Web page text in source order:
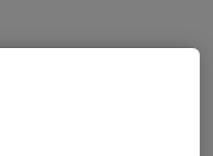
Ameliyatı